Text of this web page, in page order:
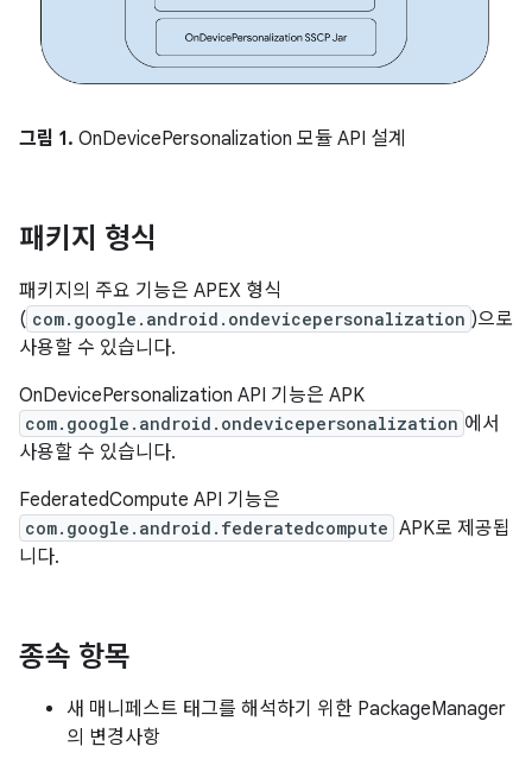
그림 1. OnDevicePersonalization 모듈 API 설계
패키지 형식
패키지의 주요 기능은 APEX 형식
( com.google.android.ondevicepersonalization )으로
사용할 수 있습니다.
OnDevicePersonalization API 기능은 APK
com.google.android.ondevicepersonalization 에서
사용할 수 있습니다.
FederatedCompute API 기능은
com.google.android.federatedcompute APK로 제공됩
니다.
종속 항목
새 매니페스트 태그를 해석하기 위한 PackageManager
의 변경사항